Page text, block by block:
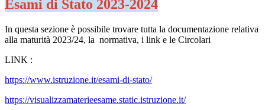
Esami di Stato 2023-2024
In questa sezione è possibile trovare tutta la documentazione relativa
alla maturità 2023/24, la normativa, i link e le Circolari
LINK :
https://www.istruzione.it/esami-di-stato/
https://visualizzamaterieesame.static.istruzione.it/